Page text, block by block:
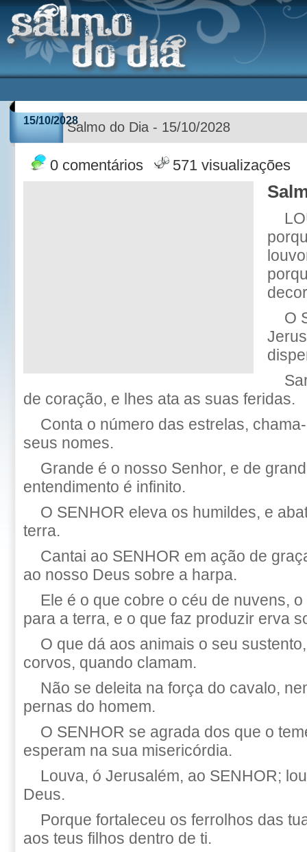
15/10/2028Salmo do Dia - 15/10/2028
0 comentários 571 visualizações
O
de coração, e lhes ata as suas feridas.
Conta o número das estrelas,
seus nomes.
Grande é o nosso Senhor, e de
entendimento é infinito.
O SENHOR eleva os humildes, e
terra.
Cantai ao SENHOR em ação de
ao nosso Deus sobre a harpa.
Ele é o que cobre o céu de nuvens,
para a terra, e o que faz produzir erva
O que dá aos animais o seu
corvos, quando clamam.
Não se deleita na força do cavalo,
pernas do homem.
O SENHOR se agrada dos que o
esperam na sua misericórdia.
Louva, ó Jerusalém, ao SENHOR;
Deus.
Porque fortaleceu os ferrolhos das
aos teus filhos dentro de ti.